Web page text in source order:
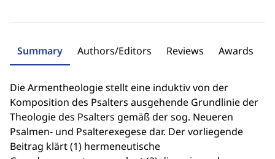
Summary Authors/Editors Reviews Awards
Die Armentheologie stellt eine induktiv von der
Komposition des Psalters ausgehende Grundlinie der
Theologie des Psalters gemäß der sog. Neueren
Psalmen- und Psalterexegese dar. Der vorliegende
Beitrag klärt (1) hermeneutische